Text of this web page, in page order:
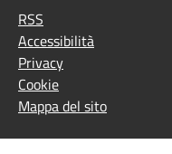
RSS
Accessibilità
Privacy
Cookie
Mappa del sito